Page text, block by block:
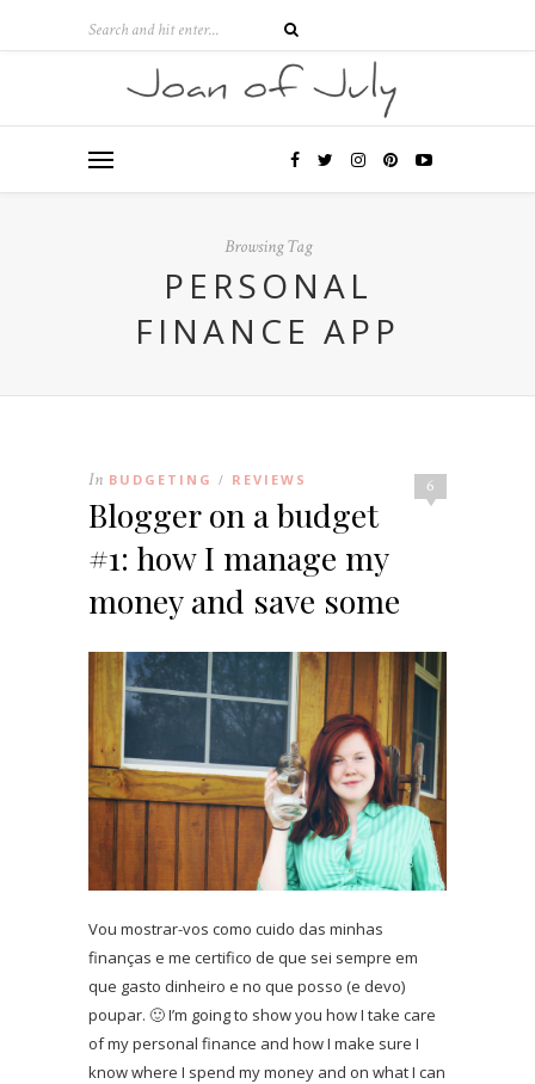
Browsing Tag
PERSONAL
FINANCE APP
6
In BUDGETING / REVIEWS
Blogger on a budget
#1: how I manage my
money and save some
Vou mostrar-vos como cuido das minhas
finanças e me certifico de que sei sempre em
que gasto dinheiro e no que posso (e devo)
poupar. 🙂 I’m going to show you how I take care
of my personal finance and how I make sure I
know where I spend my money and on what I can